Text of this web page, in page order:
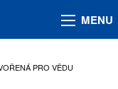
MENU
PRO VĚDU